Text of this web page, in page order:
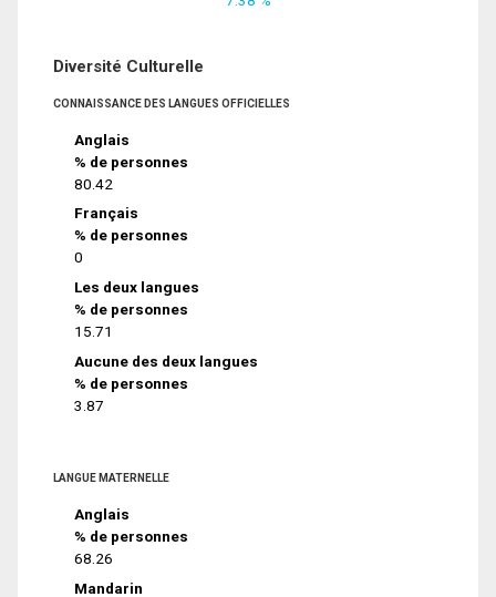
Diversité Culturelle
CONNAISSANCE DES LANGUES OFFICIELLES
Anglais
% de personnes
80.42
Français
% de personnes
0
Les deux langues
% de personnes
15.71
Aucune des deux langues
% de personnes
3.87
LANGUE MATERNELLE
Anglais
% de personnes
68.26
Mandarin